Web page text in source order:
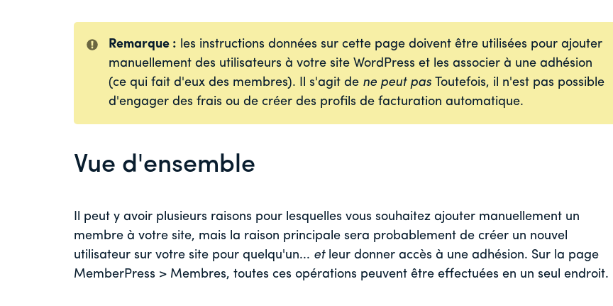
Remarque : les instructions données sur cette page doivent être utilisées pour ajouter
manuellement des utilisateurs à votre site WordPress et les associer à une adhésion
(ce qui fait d'eux des membres). Il s'agit de ne peut pas Toutefois, il n'est pas possible
d'engager des frais ou de créer des profils de facturation automatique.
Vue d'ensemble
Il peut y avoir plusieurs raisons pour lesquelles vous souhaitez ajouter manuellement un
membre à votre site, mais la raison principale sera probablement de créer un nouvel
utilisateur sur votre site pour quelqu'un... etleur donner accès à une adhésion. Sur la page
MemberPress > Membres, toutes ces opérations peuvent être effectuées en un seul endroit.